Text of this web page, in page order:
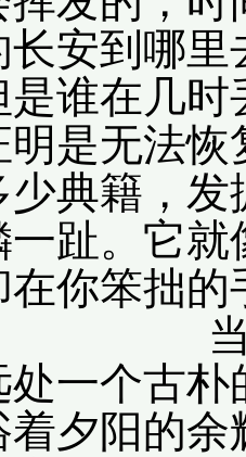
安到哪
是谁在几
明是无法
典籍，
趾。它
你笨拙
当我
一个古
夕阳的